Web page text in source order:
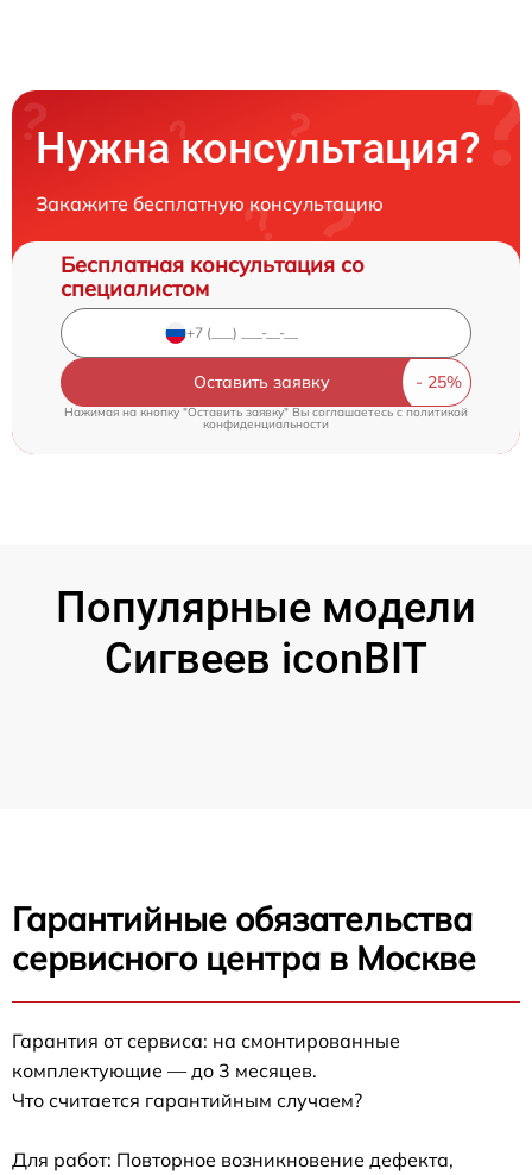
Нужна консультация?
Закажите бесплатную консультацию
Бесплатная консультация со
специалистом
Оставить заявку
Нажимая на кнопку "Оставить заявку" Вы соглашаетесь cполитикой
конфиденциальности
Популярные модели
Сигвеев iconBIT
Гарантийные обязательства
сервисного центра в Москве
Гарантия от сервиса: на смонтированные
комплектующие — до 3 месяцев.
Что считается гарантийным случаем?
Для работ: Повторное возникновение дефекта,